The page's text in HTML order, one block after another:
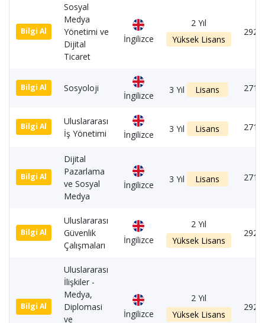
Bilgi Al
Sosyal
Medya
Yönetimi ve
Dijital
Ticaret
İngilizce
2 Yıl
Yüksek Lisans
2920
Bilgi Al Sosyoloji
İngilizce
3 Yıl Lisans 2710
Bilgi Al
Uluslararası
İş Yönetimi
İngilizce
3 Yıl Lisans 2710
Bilgi Al
Dijital
Pazarlama
ve Sosyal
Medya
İngilizce
3 Yıl Lisans 2710
Bilgi Al
Uluslararası
Güvenlik
Çalışmaları
İngilizce
2 Yıl
Yüksek Lisans
2920
Bilgi Al
Uluslararası
İlişkiler -
Medya,
Diplomasi
ve
İngilizce
2 Yıl
Yüksek Lisans
2920